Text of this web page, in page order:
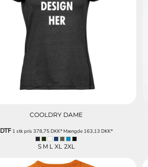
COOLDRY DAME
DTF1 stk pris 378,75DKK*Mængde 163,13 DKK*
S M L XL 2XL